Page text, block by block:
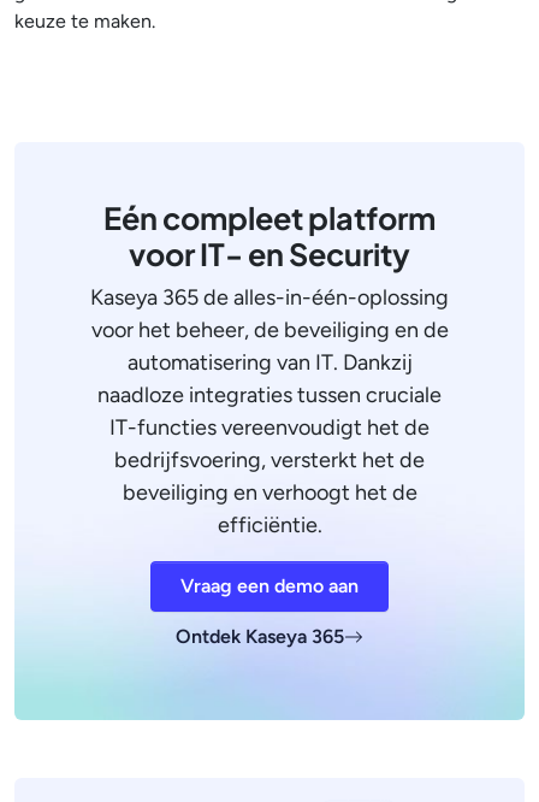
keuze te maken.
Eén compleet platform
voor IT- en Security
Kaseya 365 de alles-in-één-oplossing
voor het beheer, de beveiliging en de
automatisering van IT. Dankzij
naadloze integraties tussen cruciale
IT-functies vereenvoudigt het de
bedrijfsvoering, versterkt het de
beveiliging en verhoogt het de
efficiëntie.
Vraag een demo aan
Ontdek Kaseya 365